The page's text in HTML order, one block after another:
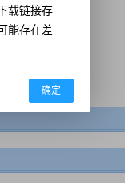
，谢谢您
载链接存
能存在差
确定